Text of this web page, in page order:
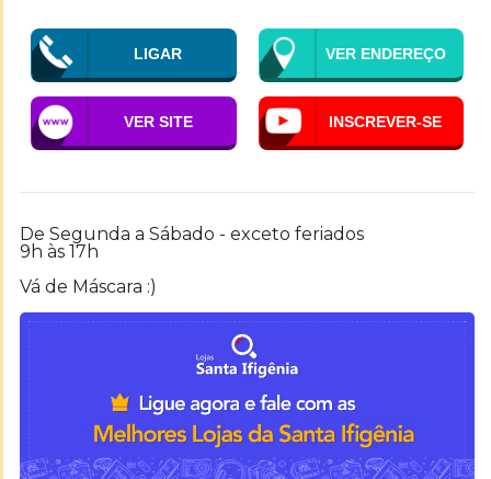
LIGAR VER ENDEREÇO
VER SITE INSCREVER-SE
De Segunda a Sábado - exceto feriados
9h às 17h
Vá de Máscara :)